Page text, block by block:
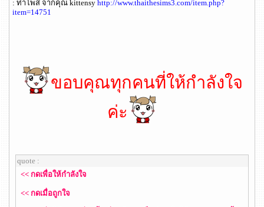
: ท่าโพส จากคุณ kittensy http://www.thaithesims3.com/item.php?
item=14751
ขอบคุณทุกคนที่ให้กำลังใจ
ค่ะ
quote :
<< กดเพื่อให้กำลังใจ
<< กดเมื่อถูกใจ